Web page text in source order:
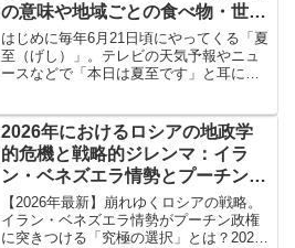
の意味や地域ごとの食べ物・世界
の風習をわかりやすく徹底解説
はじめに毎年6月21日頃にやってくる「夏
至（げし）」。テレビの天気予報やニュ
ースなどで「本日は夏至です」と耳にす
かを詳しく知っている方は意外と少ない
のではないでしょうか...
2026年におけるロシアの地政学
的危機と戦略的ジレンマ：イラ
ン・ベネズエラ情勢とプーチン政
権の行方
【2026年最新】崩れゆくロシアの戦略。
イラン・ベネズエラ情勢がプーチン政権
に突きつける「究極の選択」とは？2026